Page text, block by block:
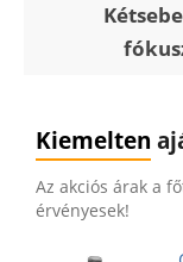
Kiemelten
Az akciós árak a
érvényesek!